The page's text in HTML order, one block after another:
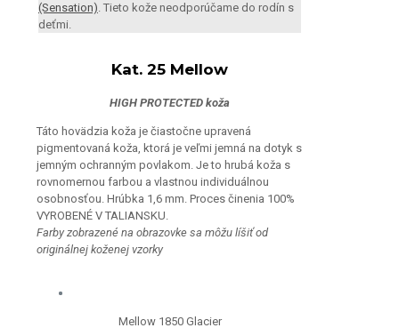
(Sensation). Tieto kože neodporúčame do rodín s
deťmi.
Kat. 25 Mellow
HIGH PROTECTED koža
Táto hovädzia koža je čiastočne upravená
pigmentovaná koža, ktorá je veľmi jemná na dotyk s
jemným ochranným povlakom. Je to hrubá koža s
rovnomernou farbou a vlastnou individuálnou
osobnosťou. Hrúbka 1,6 mm. Proces činenia 100%
VYROBENÉ V TALIANSKU.
Farby zobrazené na obrazovke sa môžu líšiť od
originálnej koženej vzorky
Mellow 1850 Glacier